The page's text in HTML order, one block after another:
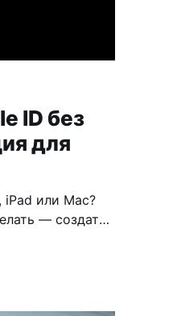
ID без
для
iPad или Mac?
— создать